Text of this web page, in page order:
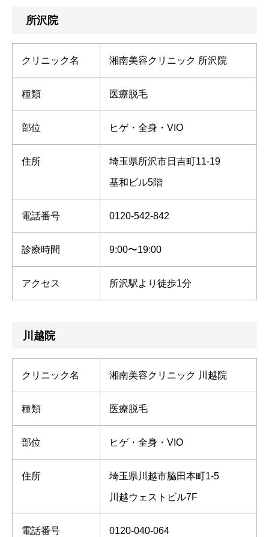
所沢院
クリニック名 湘南美容クリニック 所沢院
種類 医療脱毛
部位 ヒゲ・全身・VIO
住所 埼玉県所沢市日吉町11-19
基和ビル5階
電話番号 0120-542-842
診療時間 9:00〜19:00
アクセス 所沢駅より徒歩1分
川越院
クリニック名 湘南美容クリニック 川越院
種類 医療脱毛
部位 ヒゲ・全身・VIO
住所 埼玉県川越市脇田本町1-5
川越ウェストビル7F
電話番号 0120-040-064